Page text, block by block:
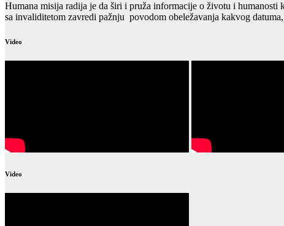
Humana misija radija je da širi i pruža informacije o životu i
sa invaliditetom zavredi pažnju povodom obeležavanja kakvog
Video
Video